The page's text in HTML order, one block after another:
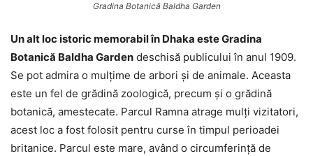
Gradina Botanică Baldha Garden
Un alt loc istoric memorabil în Dhaka este Gradina
Botanică Baldha Garden deschisă publicului în anul 1909.
Se pot admira o mulțime de arbori și de animale. Aceasta
este un fel de grădină zoologică, precum și o grădină
botanică, amestecate. Parcul Ramna atrage mulți vizitatori,
acest loc a fost folosit pentru curse în timpul perioadei
britanice. Parcul este mare, având o circumferință de